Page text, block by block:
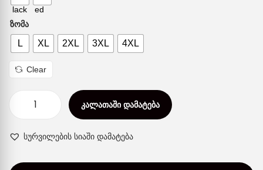
ᲖᲝᲛᲐ
L XL 2XL 3XL 4XL
Clear
ᲙᲐᲚᲐᲗᲐᲨᲘ ᲓᲐᲛᲐᲢᲔᲑᲐ
სურვილების სიაში დამატება